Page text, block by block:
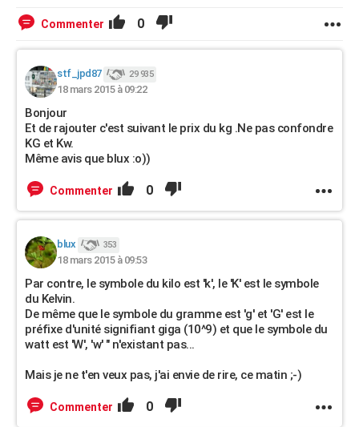
Commenter 0
stf_jpd87 29 935
18 mars 2015 à 09:22
Bonjour
Et de rajouter c'est suivant le prix du kg .Ne pas confondre
KG et Kw.
Même avis que blux :o))
Commenter 0
blux 353
18 mars 2015 à 09:53
Par contre, le symbole du kilo est 'k', le 'K' est le symbole
du Kelvin.
De même que le symbole du gramme est 'g' et 'G' est le
préfixe d'unité signifiant giga (10^9) et que le symbole du
watt est 'W', 'w' " n'existant pas...
Mais je ne t'en veux pas, j'ai envie de rire, ce matin ;-)
Commenter 0